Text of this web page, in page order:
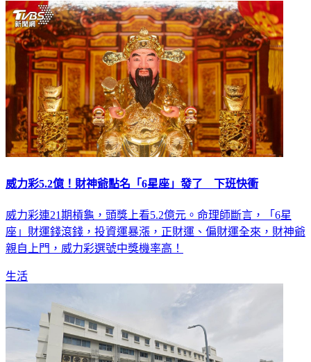
威力彩5.2億！財神爺點名「6星座」發了 下班快衝
威力彩連21期槓龜，頭獎上看5.2億元。命理師斷言，「6星
座」財運錢滾錢，投資運暴漲，正財運、偏財運全來，財神爺
親自上門，威力彩選號中獎機率高！
生活